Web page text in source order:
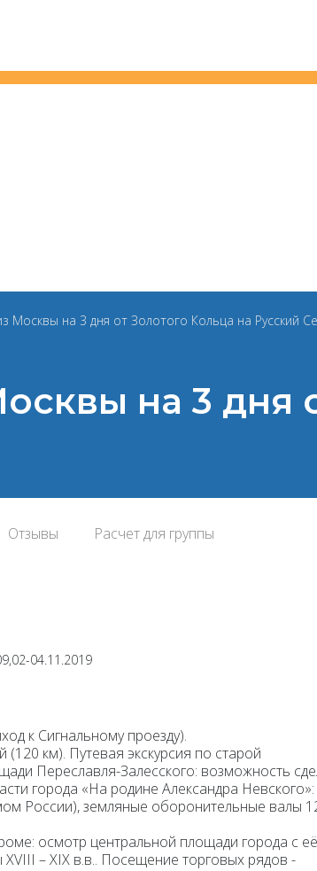
Москвы на 3 дня от Золотого Кольца на Русский
на 3 дня
Отзывы Расчет для группы
04.11.2019
к Сигнальному проезду).
(120 км). Путевая экскурсия по старой
Переславля-Залесского: возможность
города «На родине Александра Невского»:
России), земляные оборонительные валы
: осмотр центральной площади города с её
– XIX в.в.. Посещение торговых рядов -